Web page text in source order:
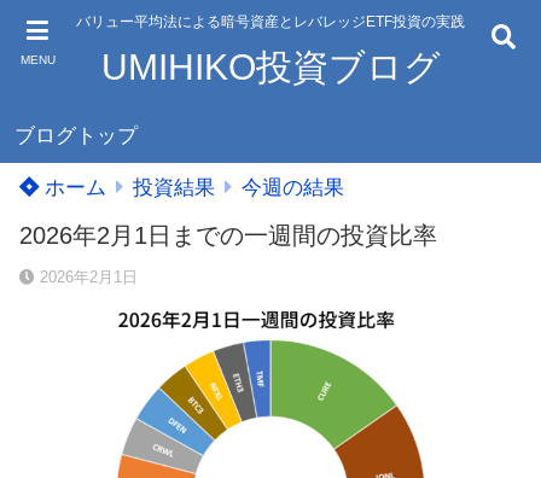
MENU
バリュー平均法による暗号資産とレバレッジETF投資の実践
UMIHIKO投資ブログ
ブログトップ
ホーム 投資結果 今週の結果
2026年2月1日までの一週間の投資比率
2026年2月1日